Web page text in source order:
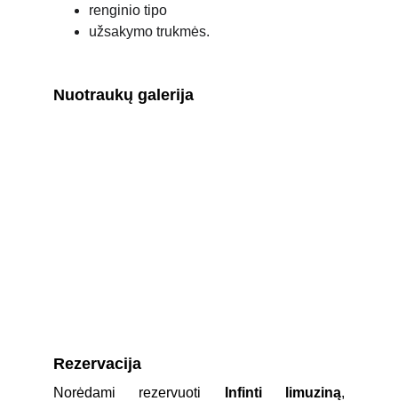
renginio tipo
užsakymo trukmės.
Nuotraukų galerija
Rezervacija
Norėdami rezervuoti Infinti limuziną,